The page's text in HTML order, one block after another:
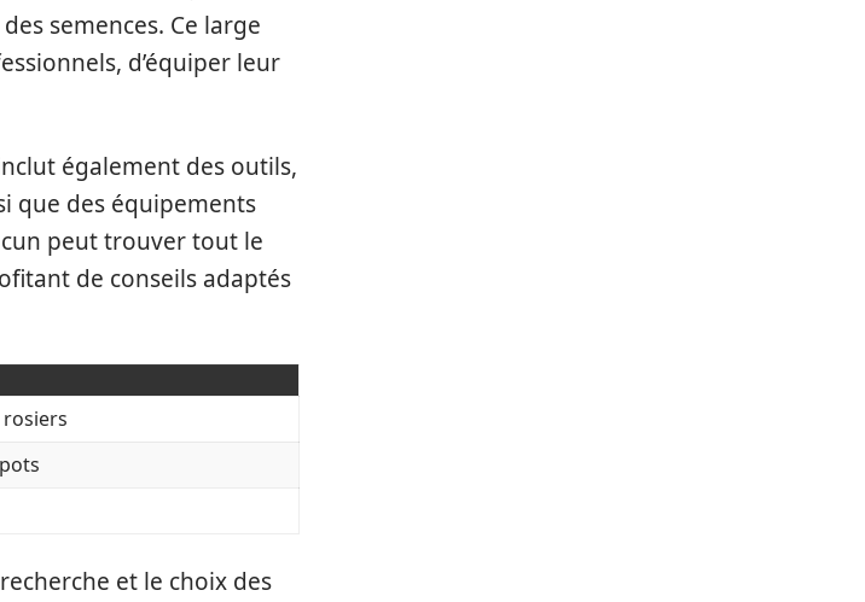
semences. Ce large
d’équiper leur
également des outils,
que des équipements
peut trouver tout le
de conseils adaptés
rosiers
et le choix des